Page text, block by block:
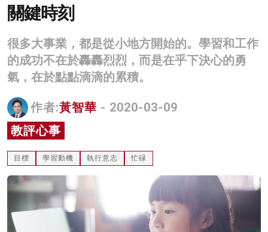
生活
商業
科技
影片
名家榜
灼見活動
關於我們
關鍵時刻
很多大事業，都是從小地方開始的。學習和工作
的成功不在於轟轟烈烈，而是在乎下決心的勇
氣，在於點點滴滴的累積。
作者:黃智華 - 2020-03-09
教評心事
目標 學習動機 執行意志 忙碌